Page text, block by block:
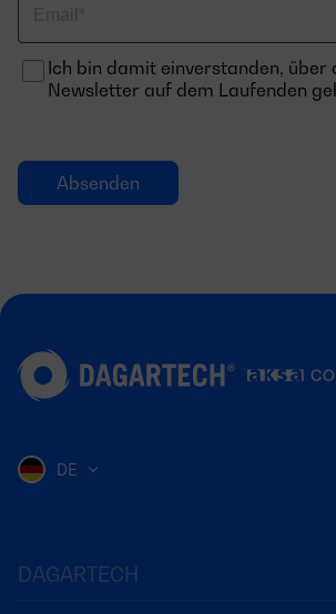
Ich bin damit einverstanden, über
Newsletter auf dem Laufenden
DAGARTECH
DE